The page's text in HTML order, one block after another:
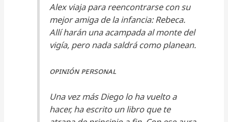
Alex viaja para reencontrarse con su
mejor amiga de la infancia: Rebeca.
Allí harán una acampada al monte del
vigía, pero nada saldrá como planean.
ᴏᴘɪɴɪóɴ ᴘᴇʀsᴏɴᴀʟ
Una vez más Diego lo ha vuelto a
hacer, ha escrito un libro que te